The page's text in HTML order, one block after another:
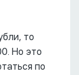
то
Но это
по